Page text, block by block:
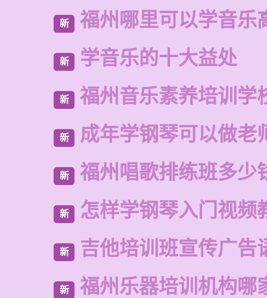
新 福州哪里可以学音乐
新 学音乐的十大益处
新 福州音乐素养培训学
新 成年学钢琴可以做老
新 福州唱歌排练班多少
新 怎样学钢琴入门视频
新 吉他培训班宣传广告
新 福州乐器培训机构哪